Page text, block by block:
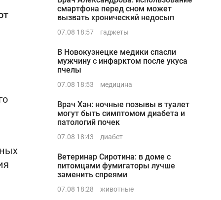
смартфона перед сном может
вызвать хронический недосып
07.08 18:57 гаджеты
В Новокузнецке медики спасли
мужчину с инфарктом после укуса
пчелы
07.08 18:53 медицина
Врач Хан: ночные позывы в туалет
могут быть симптомом диабета и
патологий почек
07.08 18:43 диабет
Ветеринар Сиротина: в доме с
питомцами фумигаторы лучше
заменить спреями
07.08 18:28 животные